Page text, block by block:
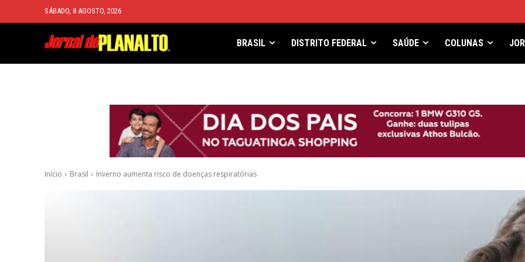
SÁBADO, 8 AGOSTO, 2026
BRASIL DISTRITO FEDERAL SAÚDE COLUNAS
Início Brasil Inverno aumenta risco de doenças respiratórias